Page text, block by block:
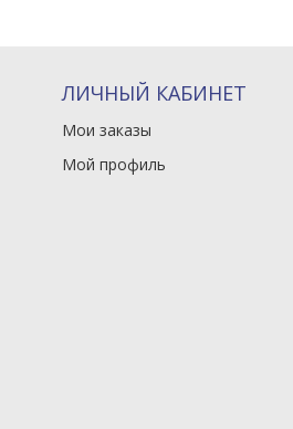
ЛИЧНЫЙ КАБИНЕТ
Мои заказы
Мой профиль